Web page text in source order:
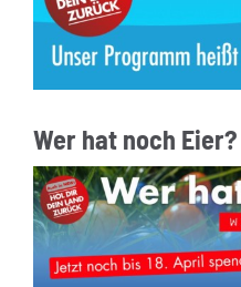
Wer hat noch Eier?